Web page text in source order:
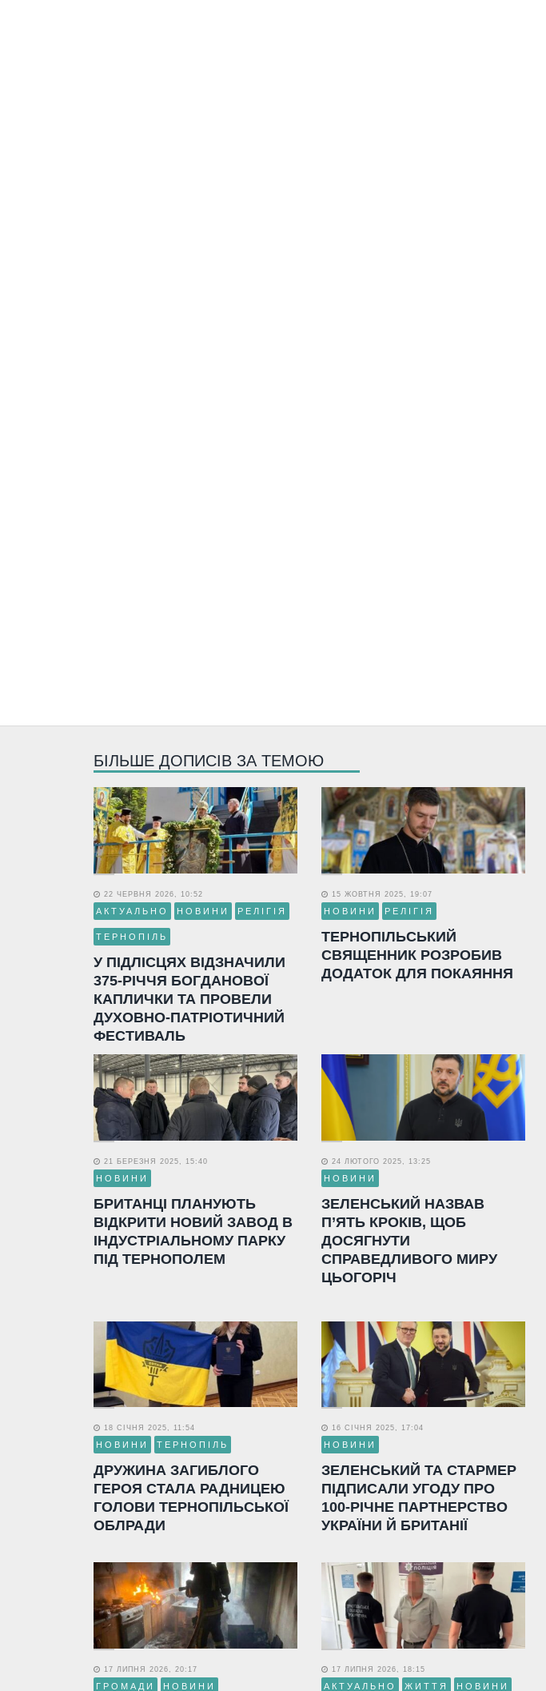
БІЛЬШЕ ДОПИСІВ ЗА ТЕМОЮ
22 ЧЕРВНЯ 2026, 10:52
АКТУАЛЬНО НОВИНИ РЕЛІГІЯ
ТЕРНОПІЛЬ
У ПІДЛІСЦЯХ ВІДЗНАЧИЛИ
375-РІЧЧЯ БОГДАНОВОЇ
КАПЛИЧКИ ТА ПРОВЕЛИ
ДУХОВНО-ПАТРІОТИЧНИЙ
ФЕСТИВАЛЬ
15 ЖОВТНЯ 2025, 19:07
НОВИНИ РЕЛІГІЯ
ТЕРНОПІЛЬСЬКИЙ
СВЯЩЕННИК РОЗРОБИВ
ДОДАТОК ДЛЯ ПОКАЯННЯ
21 БЕРЕЗНЯ 2025, 15:40
НОВИНИ
БРИТАНЦІ ПЛАНУЮТЬ
ВІДКРИТИ НОВИЙ ЗАВОД В
ІНДУСТРІАЛЬНОМУ ПАРКУ
ПІД ТЕРНОПОЛЕМ
24 ЛЮТОГО 2025, 13:25
НОВИНИ
ЗЕЛЕНСЬКИЙ НАЗВАВ
П’ЯТЬ КРОКІВ, ЩОБ
ДОСЯГНУТИ
СПРАВЕДЛИВОГО МИРУ
ЦЬОГОРІЧ
18 СІЧНЯ 2025, 11:54
НОВИНИ ТЕРНОПІЛЬ
ДРУЖИНА ЗАГИБЛОГО
ГЕРОЯ СТАЛА РАДНИЦЕЮ
ГОЛОВИ ТЕРНОПІЛЬСЬКОЇ
ОБЛРАДИ
16 СІЧНЯ 2025, 17:04
НОВИНИ
ЗЕЛЕНСЬКИЙ ТА СТАРМЕР
ПІДПИСАЛИ УГОДУ ПРО
100-РІЧНЕ ПАРТНЕРСТВО
УКРАЇНИ Й БРИТАНІЇ
17 ЛИПНЯ 2026, 20:17
ГРОМАДИ НОВИНИ
17 ЛИПНЯ 2026, 18:15
АКТУАЛЬНО ЖИТТЯ НОВИНИ